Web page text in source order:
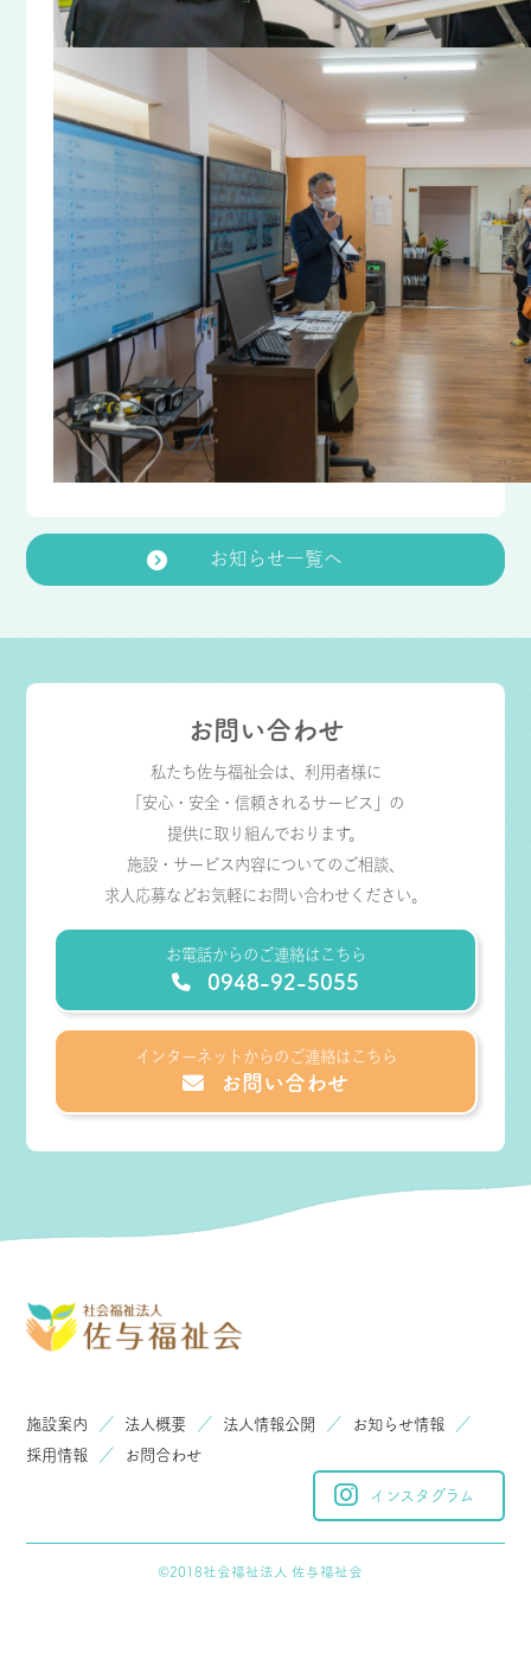
お知らせ一覧へ
お問い合わせ
私たち佐与福祉会は、利用者様に
「安心・安全・信頼されるサービス」の
提供に取り組んでおります。
施設・サービス内容についてのご相談、
求人応募などお気軽にお問い合わせください。
お電話からのご連絡はこちら
0948-92-5055
インターネットからのご連絡はこちら
お問い合わせ
施設案内 ／ 法人概要 ／ 法人情報公開 ／ お知らせ情報
／
採用情報
／ お問合わせ
インスタグラム
©︎2018社会福祉法人 佐与福祉会